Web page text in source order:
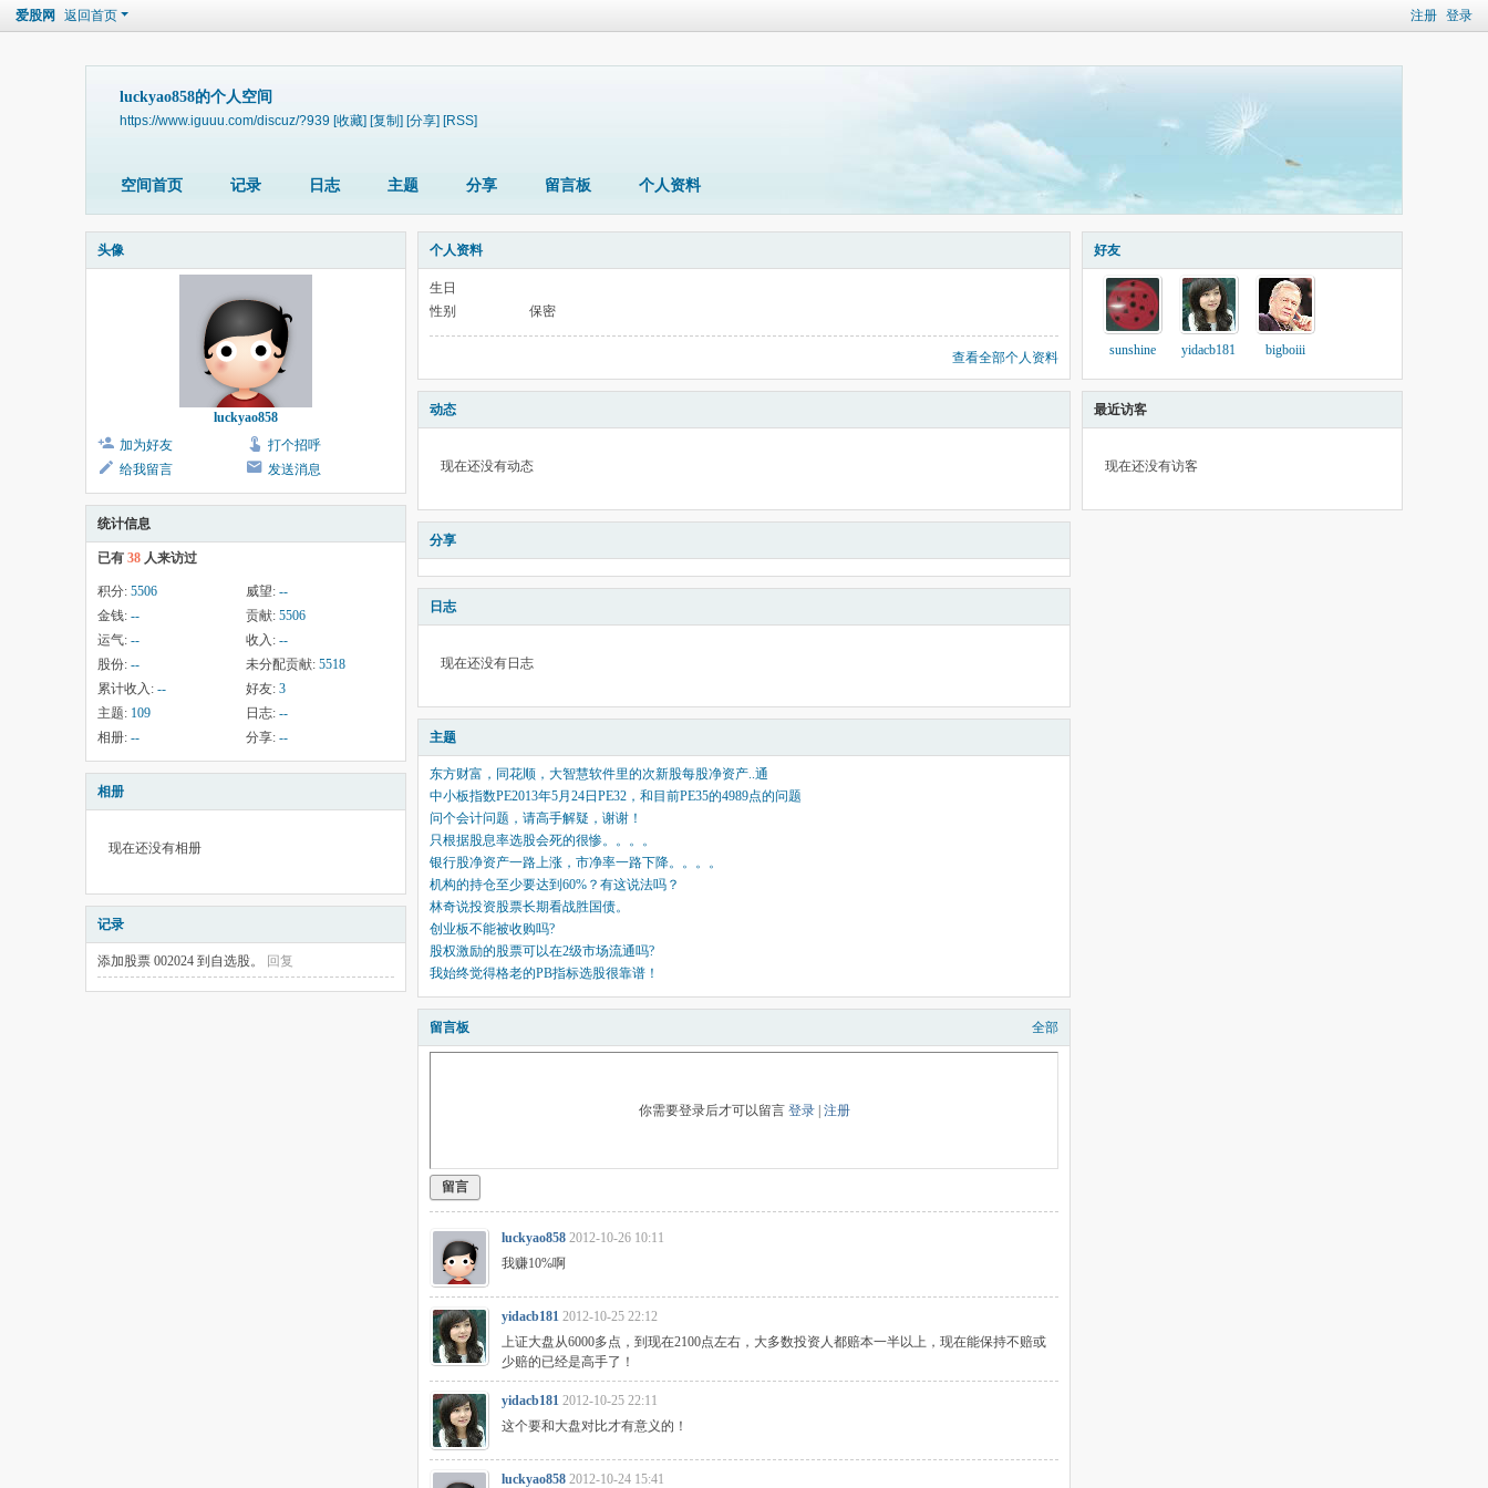
注册 登录
爱股网 返回首页
luckyao858的个人空间
https://www.iguuu.com/discuz/?939 [收藏] [复制] [分享] [RSS]
空间首页 记录 日志 主题 分享 留言板 个人资料
头像
luckyao858
加为好友
打个招呼
给我留言
发送消息
统计信息
已有 38 人来访过
积分: 5506 威望: --
金钱: -- 贡献: 5506
运气: -- 收入: --
股份: -- 未分配贡献: 5518
累计收入: -- 好友: 3
主题: 109 日志: --
相册: -- 分享: --
相册
现在还没有相册
记录
添加股票 002024 到自选股。 回复
个人资料
生日
性别
保密
查看全部个人资料
动态
现在还没有动态
分享
日志
现在还没有日志
主题
东方财富，同花顺，大智慧软件里的次新股每股净资产..通
中小板指数PE2013年5月24日PE32，和目前PE35的4989点的问题
问个会计问题，请高手解疑，谢谢！
只根据股息率选股会死的很惨。。。。
银行股净资产一路上涨，市净率一路下降。。。。
机构的持仓至少要达到60%？有这说法吗？
林奇说投资股票长期看战胜国债。
创业板不能被收购吗?
股权激励的股票可以在2级市场流通吗?
我始终觉得格老的PB指标选股很靠谱！
留言板 全部
你需要登录后才可以留言 登录| 注册
留言
luckyao858 2012-10-26 10:11
我赚10%啊
yidacb181 2012-10-25 22:12
上证大盘从6000多点，到现在2100点左右，大多数投资人都赔本一半以上，现在能保持不赔或
少赔的已经是高手了！
yidacb181 2012-10-25 22:11
这个要和大盘对比才有意义的！
luckyao858 2012-10-24 15:41
好友
sunshine yidacb181 bigboiii
最近访客
现在还没有访客